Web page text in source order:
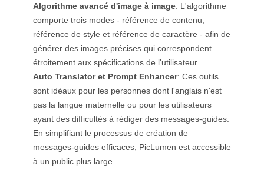
Algorithme avancé d'image à image: L'algorithme
comporte trois modes - référence de contenu,
référence de style et référence de caractère - afin de
générer des images précises qui correspondent
étroitement aux spécifications de l'utilisateur.
Auto Translator et Prompt Enhancer: Ces outils
sont idéaux pour les personnes dont l'anglais n'est
pas la langue maternelle ou pour les utilisateurs
ayant des difficultés à rédiger des messages-guides.
En simplifiant le processus de création de
messages-guides efficaces, PicLumen est accessible
à un public plus large.